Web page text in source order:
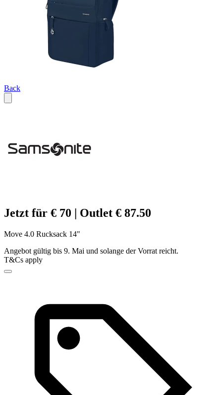
Back
Jetzt für € 70 | Outlet € 87.50
Move 4.0 Rucksack 14"
Angebot gültig bis 9. Mai und solange der Vorrat reicht.
T&Cs apply